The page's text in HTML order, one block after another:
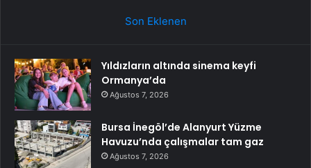
Son Eklenen
Yıldızların altında sinema keyfi
Ormanya’da
Ağustos 7, 2026
Bursa İnegöl’de Alanyurt Yüzme
Havuzu’nda çalışmalar tam gaz
Ağustos 7, 2026